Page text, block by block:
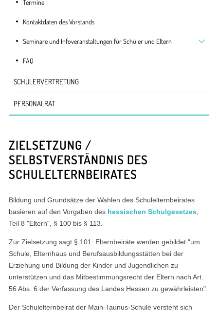
Termine
Kontaktdaten des Vorstands
Seminare und Infoveranstaltungen für Schüler und Eltern
FAQ
SCHÜLERVERTRETUNG
PERSONALRAT
ZIELSETZUNG /
SELBSTVERSTÄNDNIS DES
SCHULELTERNBEIRATES
Bildung und Grundsätze der Wahlen des Schulelternbeirates
basieren auf den Vorgaben des hessischen Schulgesetzes
Teil 8 "Eltern", § 100 bis § 113.
Zur Zielsetzung sagt § 101: Elternbeiräte werden gebildet "um
Schule, Elternhaus und Berufsausbildungsstätten bei der
Erziehung und Bildung der Kinder und Jugendlichen zu
unterstützen und das Mitbestimmungsrecht der Eltern nach Art.
56 Abs. 6 der Verfassung des Landes Hessen zu gewährleisten".
Der Schulelternbeirat der Main-Taunus-Schule versteht sich